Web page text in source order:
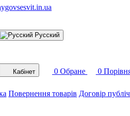
Русский
Кабінет 0 Обране 0
Повернення товарів Договір